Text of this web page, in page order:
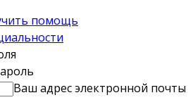
помощь
Ваш адрес электронной почты